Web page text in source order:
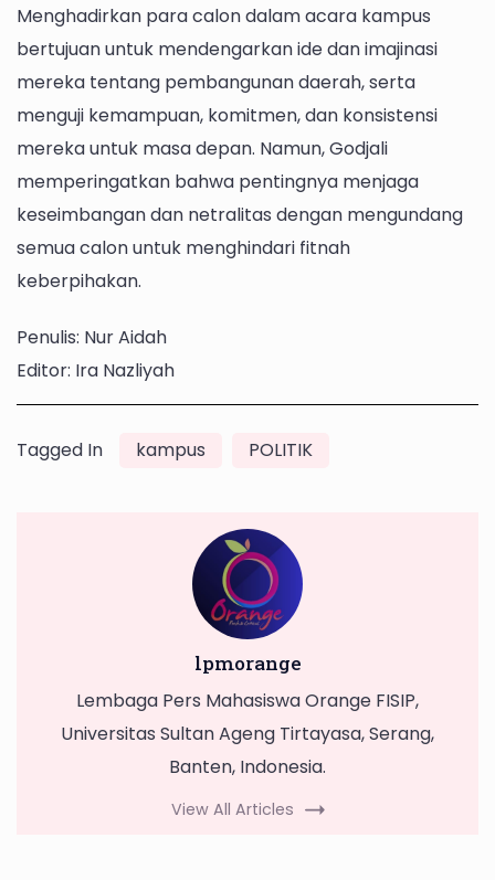
Menghadirkan para calon dalam acara kampus
bertujuan untuk mendengarkan ide dan imajinasi
mereka tentang pembangunan daerah, serta
menguji kemampuan, komitmen, dan konsistensi
mereka untuk masa depan. Namun, Godjali
memperingatkan bahwa pentingnya menjaga
keseimbangan dan netralitas dengan mengundang
semua calon untuk menghindari fitnah
keberpihakan.
Penulis: Nur Aidah
Editor: Ira Nazliyah
Tagged In kampus POLITIK
lpmorange
Lembaga Pers Mahasiswa Orange FISIP,
Universitas Sultan Ageng Tirtayasa, Serang,
Banten, Indonesia.
View All Articles